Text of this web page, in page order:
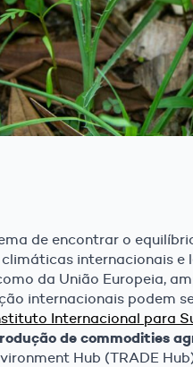
de encontrar o
internacionais e
da União Europeia,
internacionais podem
Internacional para
de commodities
Hub (TRADE